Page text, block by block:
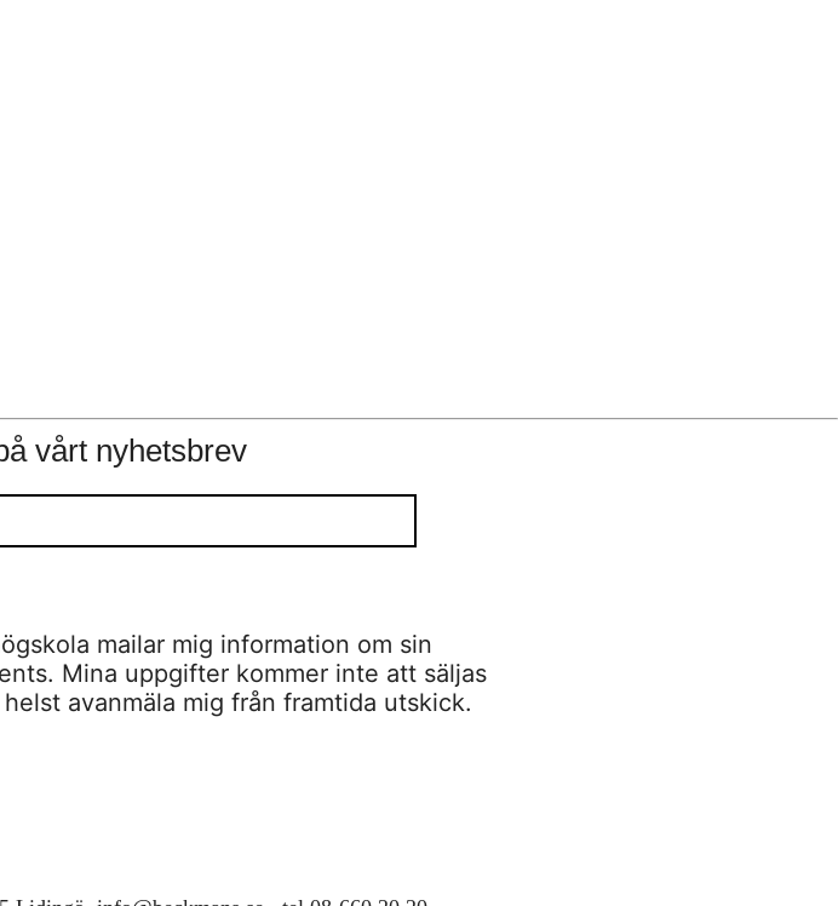
vårt nyhetsbrev
mailar mig information om sin
Mina uppgifter kommer inte att säljas
avanmäla mig från framtida utskick.